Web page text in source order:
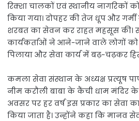
रिक्शा चालकों एवं स्थानीय नागरिकों
किया गया। दोपहर की तेज धूप और
शरबत का सेवन कर राहत महसूस की।
कार्यकर्ताओं ने आने-जाने वाले लोगों
पिलाया और सेवा कार्य में बढ़-चढ़कर
कमला सेवा संस्थान के अध्यक्ष प्रत्यूष
नीम करौली बाबा के कैंची धाम मंदिर
अवसर पर हर वर्ष इस प्रकार का सेवा
किया जाता है। उन्होंने कहा कि मानव